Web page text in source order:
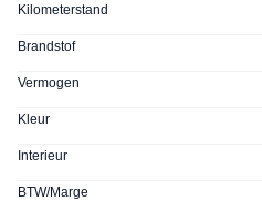
Kilometerstand
Brandstof
Vermogen
Kleur
Interieur
BTW/Marge